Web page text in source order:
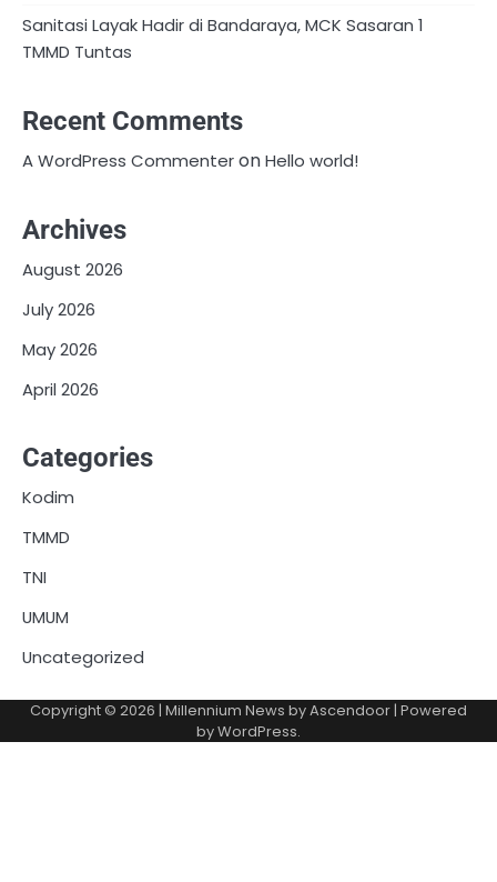
Sanitasi Layak Hadir di Bandaraya, MCK Sasaran 1
TMMD Tuntas
Recent Comments
A WordPress CommenteronHello world!
Archives
August 2026
July 2026
May 2026
April 2026
Categories
Kodim
TMMD
TNI
UMUM
Uncategorized
Copyright © 2026 | Millennium News byAscendoor | Powered
byWordPress.